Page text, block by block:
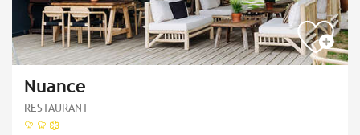
Nuance
RESTAURANT